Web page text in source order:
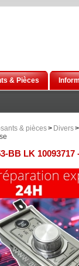
& Pièces
& pièces> Divers>
BB LK